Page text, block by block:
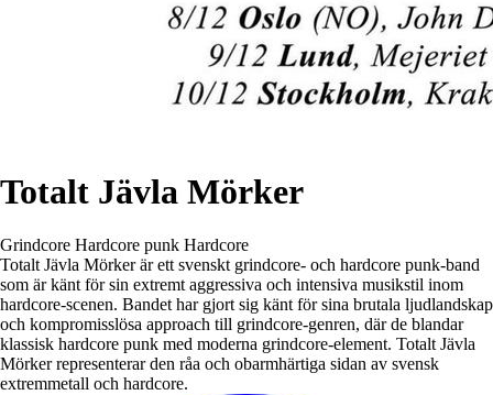
Totalt Jävla Mörker
Grindcore Hardcore punk Hardcore
Totalt Jävla Mörker är ett svenskt grindcore- och hardcore punk-band
som är känt för sin extremt aggressiva och intensiva musikstil inom
hardcore-scenen. Bandet har gjort sig känt för sina brutala ljudlandskap
och kompromisslösa approach till grindcore-genren, där de blandar
klassisk hardcore punk med moderna grindcore-element. Totalt Jävla
Mörker representerar den råa och obarmhärtiga sidan av svensk
extremmetall och hardcore.